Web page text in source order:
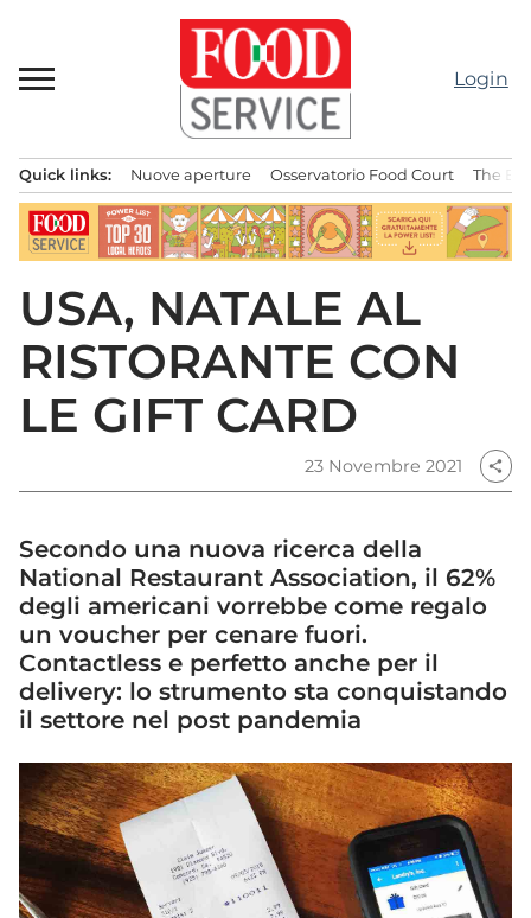
contenuto
Login
principale
Quick links: Nuove aperture Osservatorio Food Court The
USA, NATALE AL
RISTORANTE CON
LE GIFT CARD
23 Novembre 2021 share
Secondo una nuova ricerca della
National Restaurant Association, il 62%
degli americani vorrebbe come regalo
un voucher per cenare fuori.
Contactless e perfetto anche per il
delivery: lo strumento sta conquistando
il settore nel post pandemia